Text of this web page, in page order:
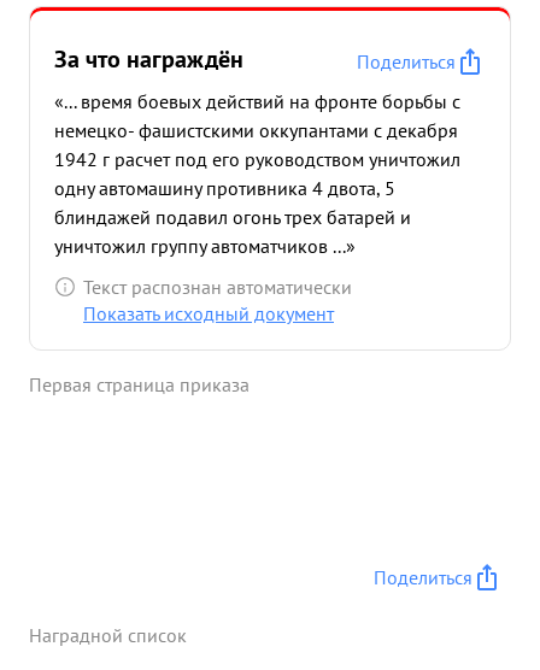
За что награждён
Поделиться
«... время боевых действий на фронте борьбы с
немецко- фашистскими оккупантами с декабря
1942 г расчет под его руководством уничтожил
одну автомашину противника 4 двота, 5
блиндажей подавил огонь трех батарей и
уничтожил группу автоматчиков ...»
Текст распознан автоматически
Показать исходный документ
Первая страница приказа
Поделиться
Наградной список